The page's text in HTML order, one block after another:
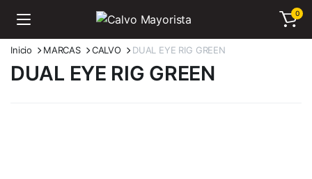
0
Inicio MARCAS CALVO DUAL EYE RIG GREEN
DUAL EYE RIG GREEN